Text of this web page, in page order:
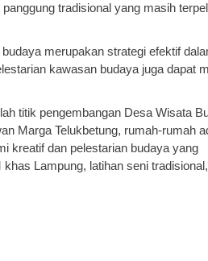
tradisional yang masih
merupakan strategi efektif
kawasan budaya juga dapat
titik pengembangan Desa Wisata
Marga Telukbetung, rumah-rumah
kreatif dan pelestarian budaya yang
Lampung, latihan seni